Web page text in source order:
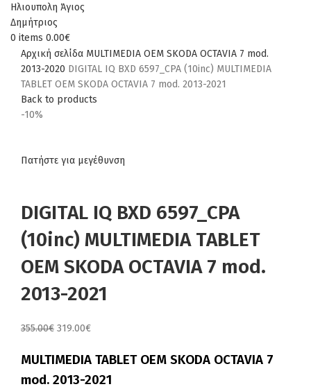
0 items 0.00€
Αρχική σελίδα MULTIMEDIA OEM SKODA OCTAVIA 7 mod.
2013-2020 DIGITAL IQ BXD 6597_CPA (10inc) MULTIMEDIA
TABLET OEM SKODA OCTAVIA 7 mod. 2013-2021
Back to products
-10%
Πατήστε για μεγέθυνση
DIGITAL IQ BXD 6597_CPA
(10inc) MULTIMEDIA TABLET
OEM SKODA OCTAVIA 7 mod.
2013-2021
355.00€ Original
was:
355.00€.
319.00€Η
τιμή
είναι:
MULTIMEDIA TABLET OEM SKODA OCTAVIA 7
mod. 2013-2021